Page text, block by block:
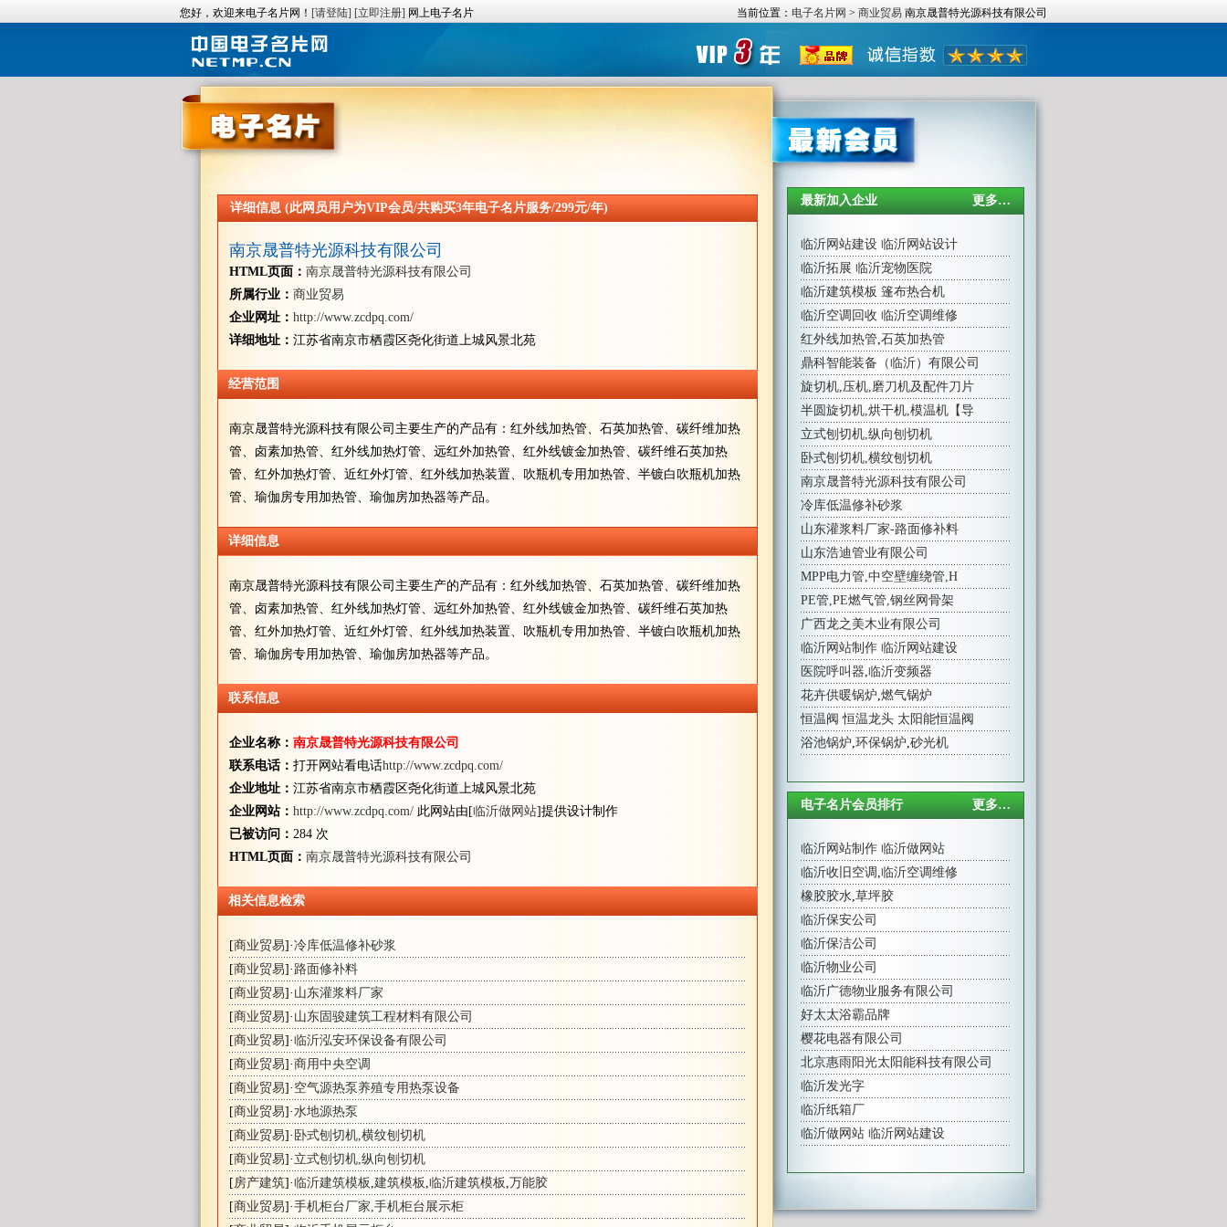
您好，欢迎来电子名片网！ [请登陆] [立即注册] 网上电子名片 当前位置： 电子名片网 > 商业贸易 南京晟普特光源科技有限公司
详细信息 (此网员用户为VIP会员/共购买3年电子名片服务/299元/年)
南京晟普特光源科技有限公司
HTML页面： 南京晟普特光源科技有限公司
所属行业： 商业贸易
企业网址： http://www.zcdpq.com/
详细地址： 江苏省南京市栖霞区尧化街道上城风景北苑
经营范围
南京晟普特光源科技有限公司主要生产的产品有：红外线加热管、石英加热管、碳纤维加热
管、卤素加热管、红外线加热灯管、远红外加热管、红外线镀金加热管、碳纤维石英加热
管、红外加热灯管、近红外灯管、红外线加热装置、吹瓶机专用加热管、半镀白吹瓶机加热
管、瑜伽房专用加热管、瑜伽房加热器等产品。
详细信息
南京晟普特光源科技有限公司主要生产的产品有：红外线加热管、石英加热管、碳纤维加热
管、卤素加热管、红外线加热灯管、远红外加热管、红外线镀金加热管、碳纤维石英加热
管、红外加热灯管、近红外灯管、红外线加热装置、吹瓶机专用加热管、半镀白吹瓶机加热
管、瑜伽房专用加热管、瑜伽房加热器等产品。
联系信息
企业名称： 南京晟普特光源科技有限公司
联系电话： 打开网站看电话http://www.zcdpq.com/
企业地址： 江苏省南京市栖霞区尧化街道上城风景北苑
企业网站： http://www.zcdpq.com/ 此网站由[临沂做网站]提供设计制作
已被访问： 284 次
HTML页面： 南京晟普特光源科技有限公司
相关信息检索
[商业贸易]·冷库低温修补砂浆
[商业贸易]· 路面修补料
[商业贸易]· 山东灌浆料厂家
[商业贸易]· 山东固骏建筑工程材料有限公司
[商业贸易]·临沂泓安环保设备有限公司
[商业贸易]·商用中央空调
[商业贸易]· 空气源热泵养殖专用热泵设备
[商业贸易]·水地源热泵
[商业贸易]· 卧式刨切机,横纹刨切机
[商业贸易]· 立式刨切机,纵向刨切机
[房产建筑]·临沂建筑模板 ,建筑模板 ,临沂建筑模板 ,万能胶
[商业贸易]·手机柜台厂家,手机柜台展示柜
最新加入企业 更多…
临沂网站建设 临沂网站设计
临沂拓展 临沂宠物医院
临沂建筑模板 篷布热合机
临沂空调回收 临沂空调维修
红外线加热管,石英加热管
鼎科智能装备（临沂）有限公司
旋切机,压机,磨刀机及配件刀片
半圆旋切机,烘干机,模温机【导
立式刨切机,纵向刨切机
卧式刨切机,横纹刨切机
南京晟普特光源科技有限公司
冷库低温修补砂浆
山东灌浆料厂家-路面修补料
山东浩迪管业有限公司
MPP电力管,中空壁缠绕管,H
PE管,PE燃气管,钢丝网骨架
广西龙之美木业有限公司
临沂网站制作 临沂网站建设
医院呼叫器,临沂变频器
花卉供暖锅炉,燃气锅炉
恒温阀 恒温龙头 太阳能恒温阀
浴池锅炉,环保锅炉,砂光机
电子名片会员排行 更多…
临沂网站制作 临沂做网站
临沂收旧空调 ,临沂空调维修
橡胶胶水,草坪胶
临沂保安公司
临沂保洁公司
临沂物业公司
临沂广德物业服务有限公司
好太太浴霸品牌
樱花电器有限公司
北京惠雨阳光太阳能科技有限公司
临沂发光字
临沂纸箱厂
临沂做网站 临沂网站建设